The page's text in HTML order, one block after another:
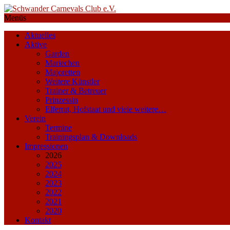
Menüs
Aktuelles
Aktive
Garden
Mariechen
Majoretten
Weitere Künstler
Trainer & Betreuer
Prinzessin
Elferrat, Hofstaat und viele weitere…
Verein
Termine
Trainingsplan & Downloads
Impressionen
2026
2025
2024
2023
2022
2021
2020
Kontakt